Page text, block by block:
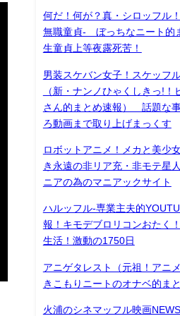
何だ！何が？真・シロッフ
無職童貞- ぼっちなニート的
生童貞上等夜露死苦！
男装スケバン女子！スケッフ
（新・ナンノひゃくしきっ!！
さん的まとめ速報） 話題な事
ろ動画まで取り上げまっくす
ロボットアニメ！メカと美少
き永遠の非リア充・非モテ星
ニアの為のマニアックサイト
ハルッフル-専業主夫的
報！キモデブロリコンおたく
生活！激動の1750日
アニゲタレスト（元祖！アニ
きこもりニートのオナベ的ま
火浦のシネマッフル映画